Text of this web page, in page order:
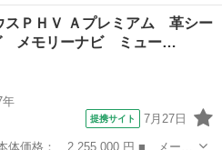
ウス ■ グレード名： Ｓセーフ
ュージックプレイヤー接続可 バ
スＰＨＶ Ａプレミアム 革シー
メモリーナビ ミュー…
年
提携サイト 7月27日